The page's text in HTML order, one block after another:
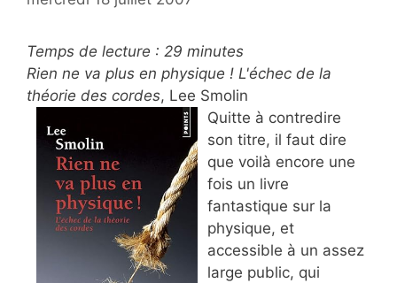
Temps de lecture : 29 minutes
Rien ne va plus en physique ! L'échec de la
théorie des cordes, Lee Smolin
Quitte à contredire
son titre, il faut dire
que voilà encore une
fois un livre
fantastique sur la
physique, et
accessible à un assez
large public, qui